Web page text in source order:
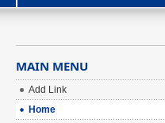
MAIN MENU
Add Link
Home